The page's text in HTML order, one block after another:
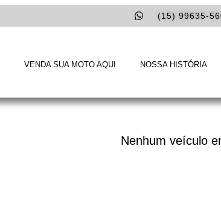
(15) 99635-
VENDA SUA MOTO AQUI NOSSA HISTÓRIA
Nenhum veículo